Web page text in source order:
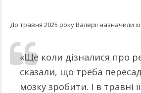
До травня 2025 року Валерії назначили
«Ще коли дізналися про
сказали, що треба
мозку зробити. І в травні